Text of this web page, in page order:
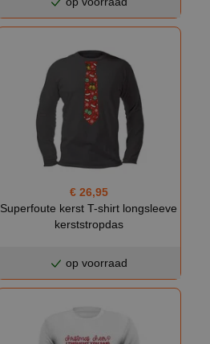
€ 26,95
Superfoute kerst T-shirt longsleeve
kerststropdas
op voorraad